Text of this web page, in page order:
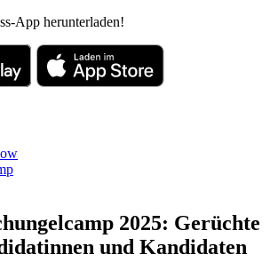
App herunterladen!
2025: Gerüchte
und Kandidaten